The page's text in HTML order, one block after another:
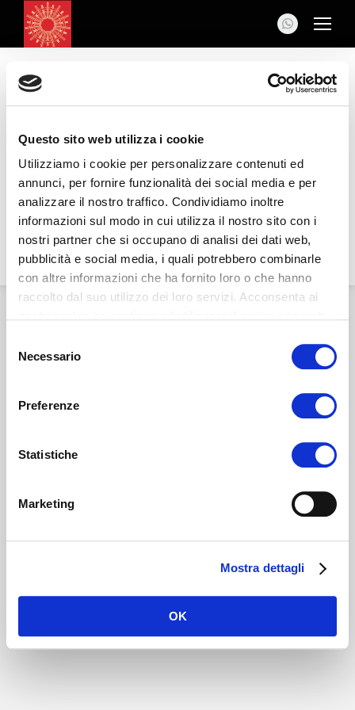
Questo sito web utilizza i cookie
Utilizziamo i cookie per personalizzare contenuti ed
annunci, per fornire funzionalità dei social media e per
analizzare il nostro traffico. Condividiamo inoltre
informazioni sul modo in cui utilizza il nostro sito con i
nostri partner che si occupano di analisi dei dati web,
pubblicità e social media, i quali potrebbero combinarle
con altre informazioni che ha fornito loro o che hanno
raccolto dal suo utilizzo dei loro servizi. Acconsenta ai
delNecessario
Preferenze
Statistiche
Marketing
Mostra dettagli
OK
Whatsapp
Album
navigation
/Cookie Policy
© 2019 Mainardi Arredamenti snc di Mainardi Antonio &
C. - Tutti i diritti riservati. - Partita IVA 00523770659